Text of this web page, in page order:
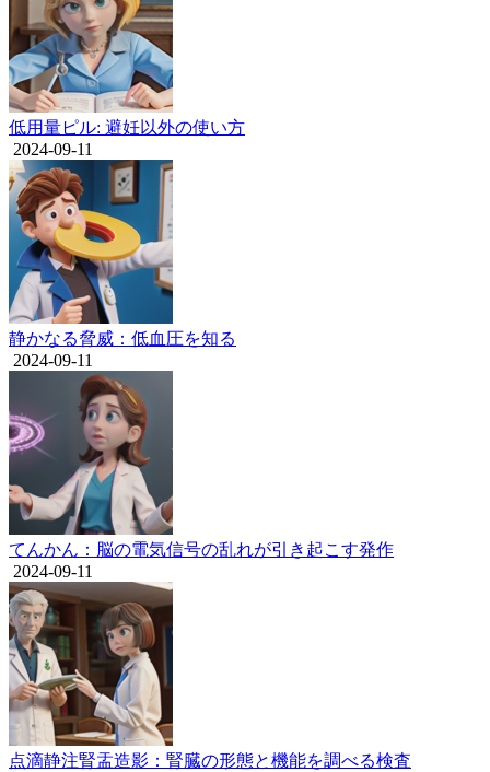
低用量ピル: 避妊以外の使い方
2024-09-11
静かなる脅威：低血圧を知る
2024-09-11
てんかん：脳の電気信号の乱れが引き起こす発作
2024-09-11
点滴静注腎盂造影：腎臓の形態と機能を調べる検査